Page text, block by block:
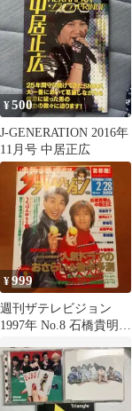
円/講談社文庫
¥500
J-GENERATION 2016年
11月号 中居正広
¥999
週刊ザテレビジョン
1997年 No.8 石橋貴明